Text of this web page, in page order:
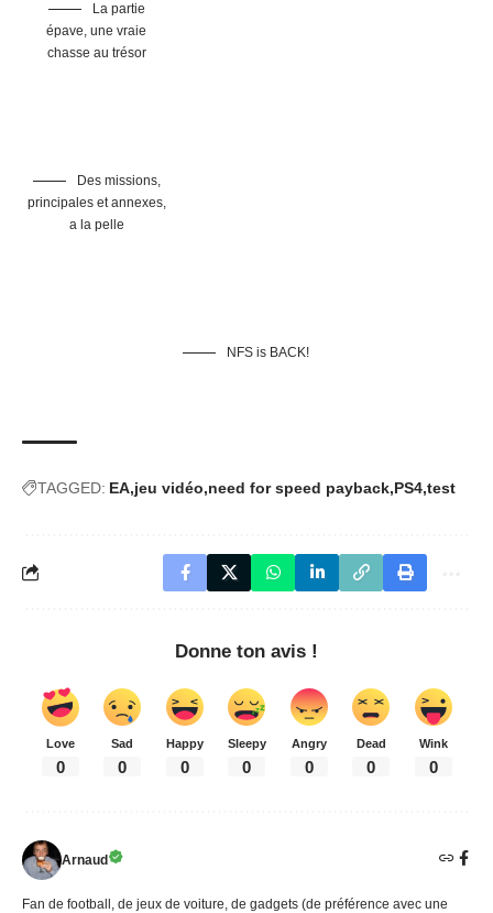
La partie
épave, une vraie
chasse au trésor
Des missions,
principales et annexes,
a la pelle
NFS is BACK!
TAGGED: EA jeu vidéo need for speed payback PS4 test
Donne ton avis !
Love
0
Sad
0
Happy
0
Sleepy
0
Angry
0
Dead
0
Wink
0
Arnaud
Fan de football, de jeux de voiture, de gadgets (de préférence avec une